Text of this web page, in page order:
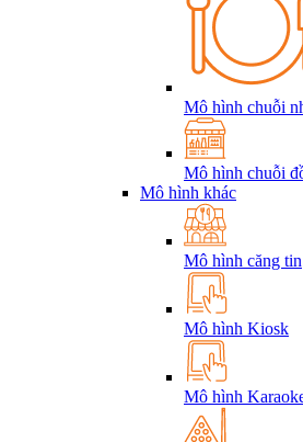
Mô hình chuỗi
Mô hình chuỗi
Mô hình khác
Mô hình căng tin
Mô hình Kiosk
Mô hình